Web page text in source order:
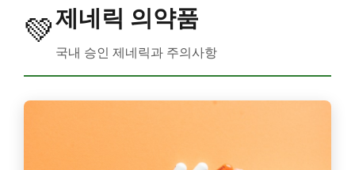
💚제네릭 의약품
국내 승인 제네릭과 주의사항